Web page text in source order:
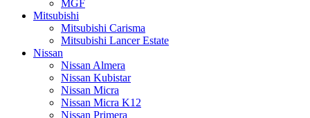
MGF
Mitsubishi
Mitsubishi Carisma
Mitsubishi Lancer Estate
Nissan
Nissan Almera
Nissan Kubistar
Nissan Micra
Nissan Micra K12
Nissan Primera